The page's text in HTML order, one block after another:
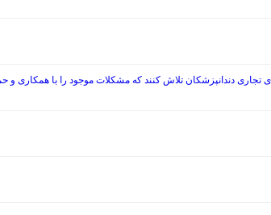
دندانپزشکان تلاش کنند که مشکلات موجود را با همکاری و